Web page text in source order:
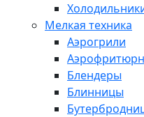
Мелкая техника
Аэрогрили
Блендеры
Блинницы